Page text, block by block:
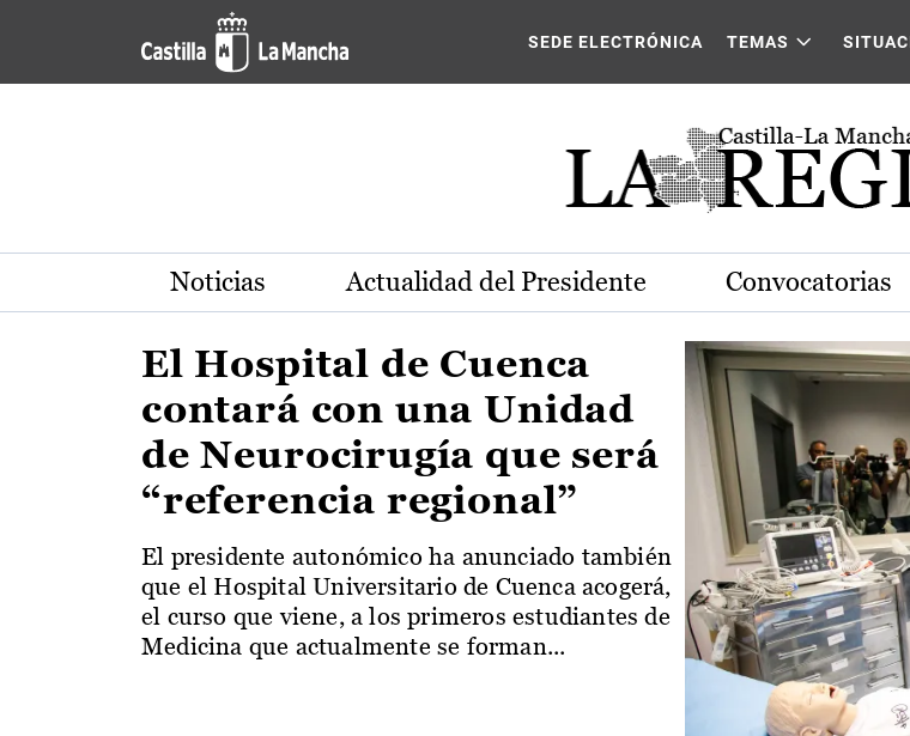
Pasar al contenido principal
Actualidad de la región de Castilla-La Mancha
SEDE ELECTRÓNICA TEMAS
Noticias Actualidad del Presidente Convocatorias
El Hospital de Cuenca
contará con una Unidad
de Neurocirugía que será
“referencia regional”
El presidente autonómico ha anunciado también
que el Hospital Universitario de Cuenca acogerá,
el curso que viene, a los primeros estudiantes de
Medicina que actualmente se forman...